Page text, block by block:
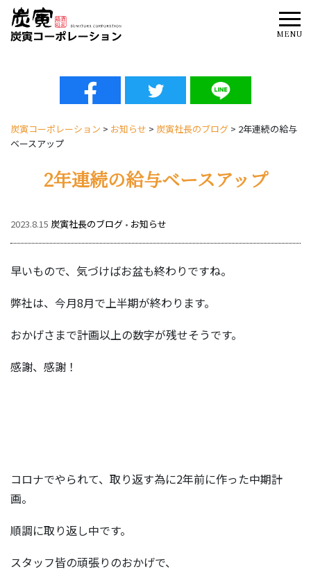
MENU
炭寅コーポレーション > お知らせ > 炭寅社長のブログ > 2年連続の給与
ベースアップ
2年連続の給与ベースアップ
2023.8.15 炭寅社長のブログ • お知らせ
早いもので、気づけばお盆も終わりですね。
弊社は、今月8月で上半期が終わります。
おかげさまで計画以上の数字が残せそうです。
感謝、感謝！
コロナでやられて、取り返す為に2年前に作った中期計
画。
順調に取り返し中です。
スタッフ皆の頑張りのおかげで、